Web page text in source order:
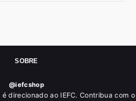
SOBRE
@iefcshop
direcionado ao IEFC. Contribua com o